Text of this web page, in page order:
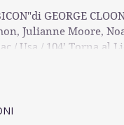
GEORGE
Julianne Moore,
/ Usa / 104’ Torna al